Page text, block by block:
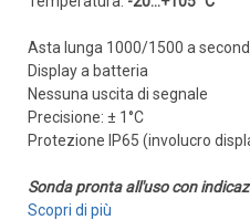
Asta lunga 1000/1500 a
Display a batteria
Nessuna uscita di segnale
Precisione: ± 1°C
Protezione IP65 (involucro
Sonda pronta all'uso con
Scopri di più
LOGGER
Data logger con sensore
Data logger per sensore esterno
GAS
NH3 ambiente